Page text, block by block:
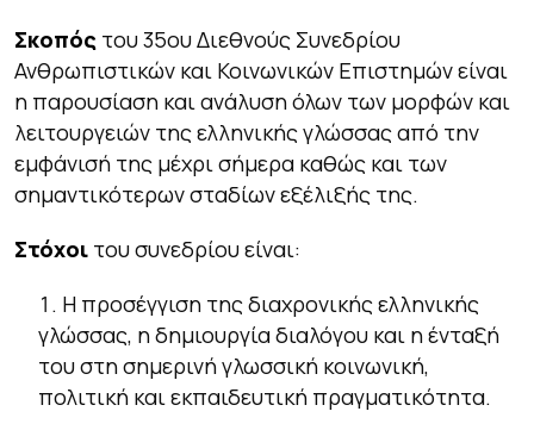
Σκοπός του 35ου Διεθνούς Συνεδρίου
Ανθρωπιστικών και Κοινωνικών Επιστημών είναι
η παρουσίαση και ανάλυση όλων των μορφών και
λειτουργειών της ελληνικής γλώσσας από την
εμφάνισή της μέχρι σήμερα καθώς και των
σημαντικότερων σταδίων εξέλιξής της.
Στόχοι του συνεδρίου είναι:
Η προσέγγιση της διαχρονικής ελληνικής
γλώσσας, η δημιουργία διαλόγου και η ένταξή
του στη σημερινή γλωσσική κοινωνική,
πολιτική και εκπαιδευτική πραγματικότητα.